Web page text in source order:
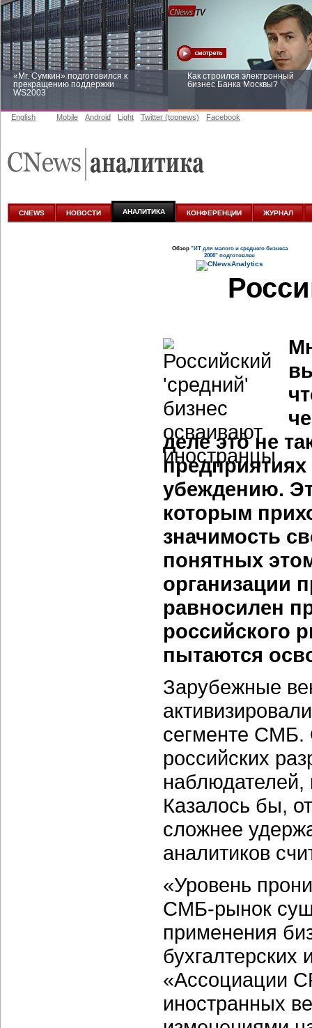
«Mr. Сумкин» подготовился к
прекращению поддержки
WS2003
Как строился электронный
бизнес Банка Москвы?
аналитике
English Mobile Android Light Twitter (topnews) Facebook
CNEWS НОВОСТИ АНАЛИТИКА КОНФЕРЕНЦИИ ЖУРНАЛ
Обзор "ИТ для малого и среднего бизнеса
2006" подготовлен
деле это не
убеждению.
которым
значимость
понятных
организации
равносилен
российского
пытаются
Зарубежные
сегменте СМБ.
российских
наблюдателей,
Казалось бы,
сложнее
аналитиков
«Уровень
СМБ-рынок
применения
«Ассоциации
иностранных